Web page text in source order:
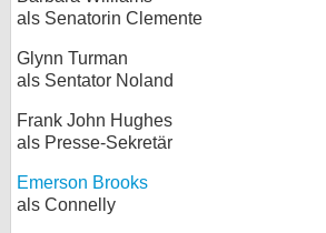
als Senatorin Clemente
Glynn Turman
als Sentator Noland
Frank John Hughes
als Presse-Sekretär
Emerson Brooks
als Connelly